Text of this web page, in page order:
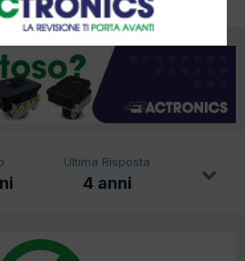
Ultima Risposta
4 anni